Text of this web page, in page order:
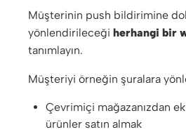
Müşterinin push bildirimine
yönlendirileceği herhangi bir
tanımlayın.
Müşteriyi örneğin şuralara
Çevrimiçi mağazanızdan
ürünler satın almak